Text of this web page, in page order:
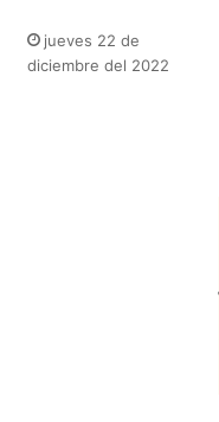
jueves 22 de
diciembre del 2022